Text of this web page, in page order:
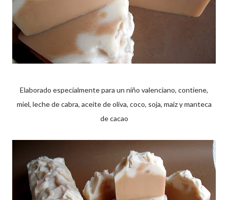
Elaborado especialmente para un niño valenciano, contiene,
miel, leche de cabra, aceite de oliva, coco, soja, maiz y manteca
de cacao